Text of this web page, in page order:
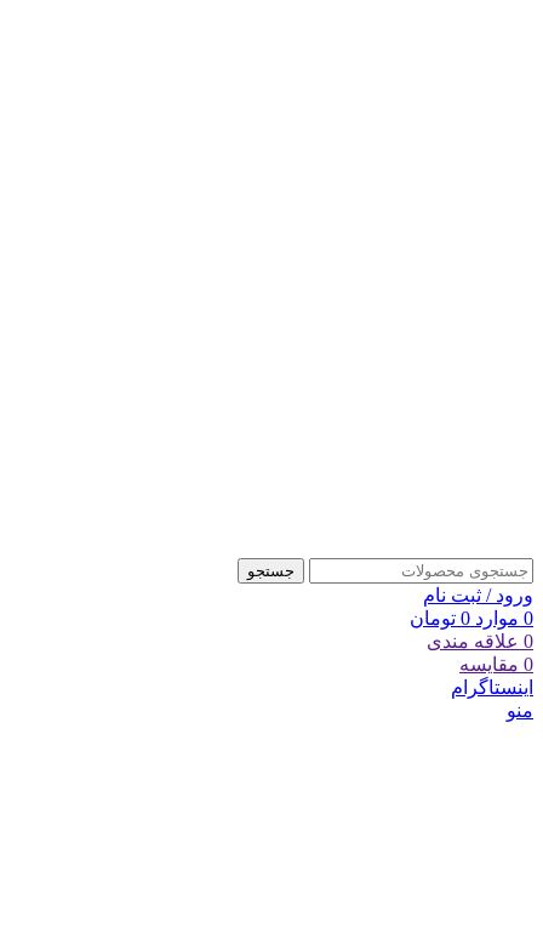
جستجو
ورود / ثبت نام
0 موارد 0 تومان
0 علاقه مندی
0 مقایسه
اینستاگرام
منو